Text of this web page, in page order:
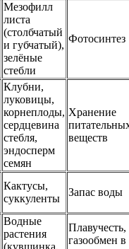
Мезофилл
листа
(столбчатый
и губчатый),
зелёные
стебли
Фотосинтез
Клубни,
луковицы,
корнеплоды,
сердцевина
стебля,
эндосперм
семян
Хранение
веществ
Кактусы,
суккуленты
Запас воды
Водные
растения
Плавучесть,
газообмен в